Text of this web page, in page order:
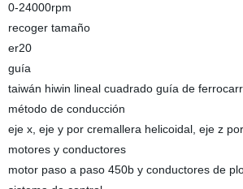
0-24000rpm
recoger tamaño
er20
guía
taiwán hiwin lineal cuadrado guía de
método de conducción
eje x, eje y por cremallera helicoidal, eje z
motores y conductores
motor paso a paso 450b y conductores de